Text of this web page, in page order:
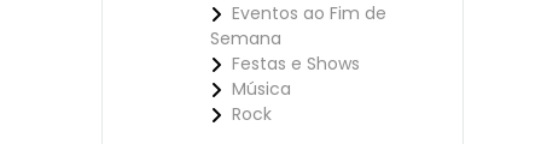
Eventos ao Fim de
Semana
Festas e Shows
Música
Rock